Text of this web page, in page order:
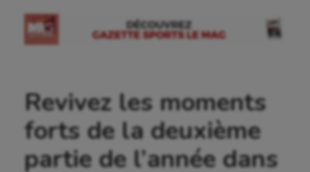
Revivez les moments
forts de la deuxième
partie de l’année dans